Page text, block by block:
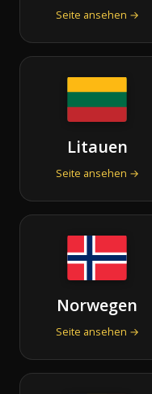
Seite ansehen →
Litauen
Seite ansehen →
Norwegen
Seite ansehen →